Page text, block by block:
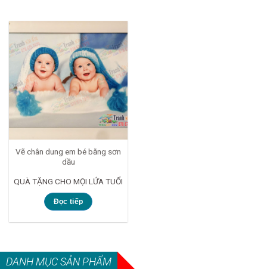
Vẽ chân dung em bé bằng sơn
dầu
QUÀ TẶNG CHO MỌI LỨA TUỔI
Đọc tiếp
DANH MỤC SẢN PHẨM